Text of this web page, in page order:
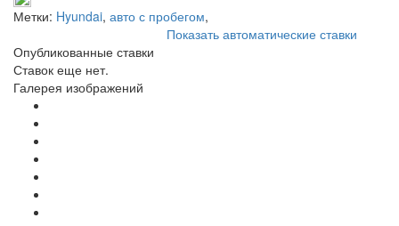
Метки: Hyundai, авто с пробегом,
Показать автоматические ставки
Опубликованные ставки
Ставок еще нет.
Галерея изображений